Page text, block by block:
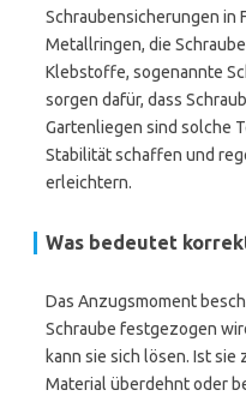
Schraubensicherungen in
Metallringen, die
Klebstoffe, sogenannte
sorgen dafür, dass
Gartenliegen sind solche
Stabilität schaffen und
erleichtern.
Was bedeutet
Das Anzugsmoment
Schraube festgezogen
kann sie sich lösen. Ist
Material überdehnt oder